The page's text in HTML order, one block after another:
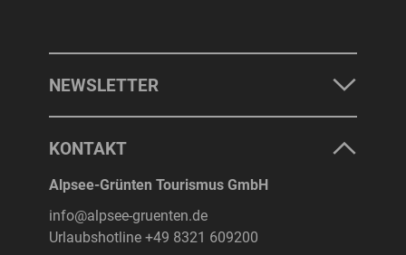
NEWSLETTER
KONTAKT
Alpsee-Grünten Tourismus GmbH
info@alpsee-gruenten.de
Urlaubshotline +49 8321 609200